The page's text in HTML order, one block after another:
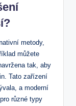
metody,
můžete
tak, aby
Tato zařízení
a moderní
různé typy